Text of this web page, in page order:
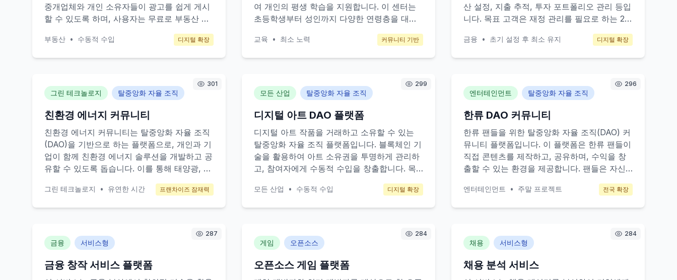
중개업체와 개인 소유자들이 광고를 쉽게 게시
할 수 있도록 하며, 사용자는 무료로 부동산 정
해 플랫폼 운영비를 충당하며, 부동산 광고주들
부동산 • 수동적 수입 디지털 확장
여 개인의 평생 학습을 지원합니다. 이 센터는
초등학생부터 성인까지 다양한 연령층을 대상
춤형 교육을 제공합니다. 주요 수익 모델은 수
교육 • 최소 노력 커뮤니티 기반
산 설정, 지출 추적, 투자 포트폴리오 관리 등입
니다. 목표 고객은 재정 관리를 필요로 하는 20
프리미엄 구독 서비스와 광고 수익을 기반으로
금융 • 초기 설정 후 최소 유지 디지털 확장
301
그린 테크놀로지 탈중앙화 자율 조직
친환경 에너지 커뮤니티
친환경 에너지 커뮤니티는 탈중앙화 자율 조직
(DAO)을 기반으로 하는 플랫폼으로, 개인과 기
업이 함께 친환경 에너지 솔루션을 개발하고 공
유할 수 있도록 돕습니다. 이를 통해 태양광, 풍
지역 사회의 에너지 독립을 촉진합니다. 주요
모델은 회원 가입비, 프로젝트 참여비, 그리고
에너지 절약을 통한 비용 절감입니다.
그린 테크놀로지 • 유연한 시간 프랜차이즈 잠재력
299
모든 산업 탈중앙화 자율 조직
디지털 아트 DAO 플랫폼
디지털 아트 작품을 거래하고 소유할 수 있는
탈중앙화 자율 조직 플랫폼입니다. 블록체인 기
술을 활용하여 아트 소유권을 투명하게 관리하
고, 참여자에게 수동적 수입을 창출합니다. 목
개인 및 기관입니다.
모든 산업 • 수동적 수입 디지털 확장
296
엔터테인먼트 탈중앙화 자율 조직
한류 DAO 커뮤니티
한류 팬들을 위한 탈중앙화 자율 조직(DAO) 커
뮤니티 플랫폼입니다. 이 플랫폼은 한류 팬들이
직접 콘텐츠를 제작하고, 공유하며, 수익을 창
출할 수 있는 환경을 제공합니다. 팬들은 자신
하고, 팬미팅, 콘서트 등 다양한 이벤트를 조직
엔터테인먼트 • 주말 프로젝트 전국 확장
287
금융 서비스형
금융 창작 서비스 플랫폼
284
게임 오픈소스
오픈소스 게임 플랫폼
284
채용 서비스형
채용 분석 서비스